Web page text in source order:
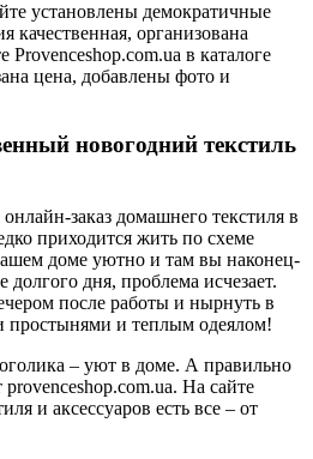
установлены демократичные
качественная, организована
Provenceshop.com.ua в каталоге
цена, добавлены фото и
новогодний текстиль
заказ домашнего текстиля в
приходится жить по схеме
доме уютно и там вы наконец-
долгого дня, проблема исчезает.
после работы и нырнуть в
простынями и теплым одеялом!
– уют в доме. А правильно
На сайте
и аксессуаров есть все – от